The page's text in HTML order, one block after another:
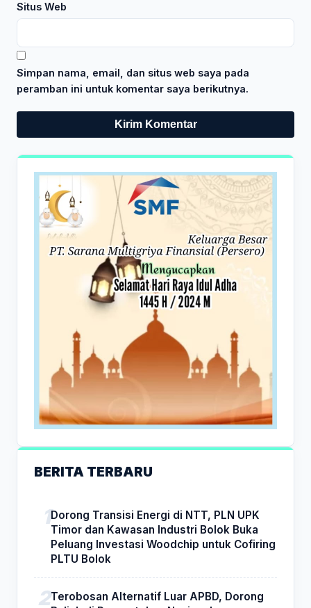
Situs Web
Simpan nama, email, dan situs web saya pada
peramban ini untuk komentar saya berikutnya.
BERITA TERBARU
Dorong Transisi Energi di NTT, PLN UPK
Timor dan Kawasan Industri Bolok Buka
Peluang Investasi Woodchip untuk Cofiring
PLTU Bolok
Terobosan Alternatif Luar APBD, Dorong